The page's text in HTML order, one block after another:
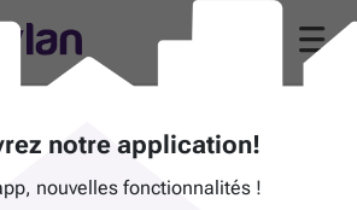
notre application!
nouvelles fonctionnalités !